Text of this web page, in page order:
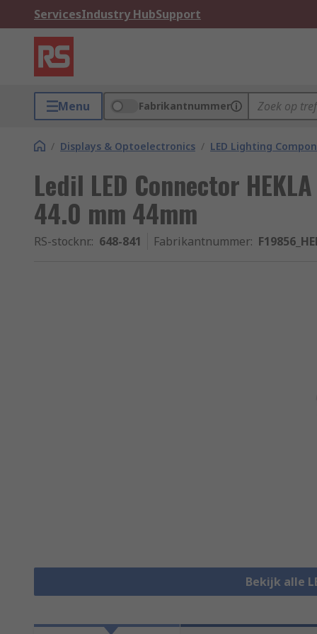
ServicesIndustry HubSupport
Menu Fabrikantnummer
/ Displays & Optoelectronics / LED Lighting
Ledil LED Connector
44.0 mm 44mm
RS-stocknr.: 648-841 Fabrikantnummer:
Bekijk alle